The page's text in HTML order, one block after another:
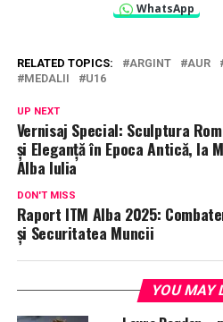
WhatsApp
RELATED TOPICS: ARGINT AUR
MEDALII
U16
UP NEXT
Vernisaj Special: Sculptura
și Eleganță în Epoca Antică, la
Alba Iulia
DON'T MISS
Raport ITM Alba 2025:
și Securitatea Muncii
YOU MAY